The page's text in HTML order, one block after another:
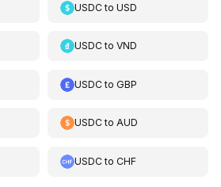
USDCtoUSD
USDCtoVND
USDCtoGBP
USDCtoAUD
USDCtoCHF